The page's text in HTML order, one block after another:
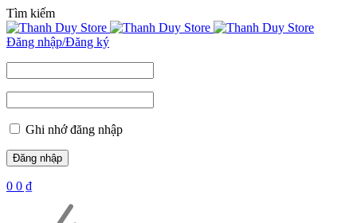
Tìm kiếm
Đăng nhập/Đăng ký
Ghi nhớ đăng nhập
0 0 ₫